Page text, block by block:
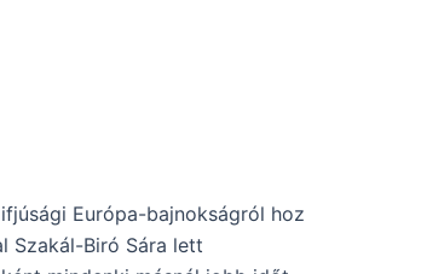
Európa-bajnokságról hoz
Szakál-Biró Sára lett